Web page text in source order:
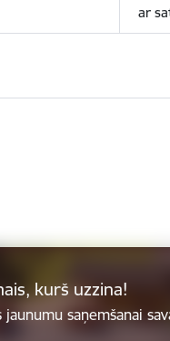
ar
kurš uzzina!
jaunumu saņemšanai